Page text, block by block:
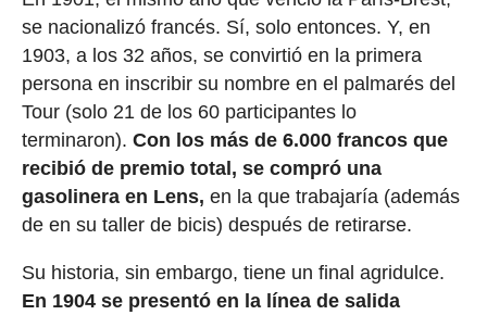
se nacionalizó francés. Sí, solo entonces. Y, en
1903, a los 32 años, se convirtió en la primera
persona en inscribir su nombre en el palmarés del
Tour (solo 21 de los 60 participantes lo
terminaron). Con los más de 6.000 francos que
recibió de premio total, se compró una
gasolinera en Lens, en la que trabajaría (además
de en su taller de bicis) después de retirarse.
Su historia, sin embargo, tiene un final agridulce.
En 1904 se presentó en la línea de salida